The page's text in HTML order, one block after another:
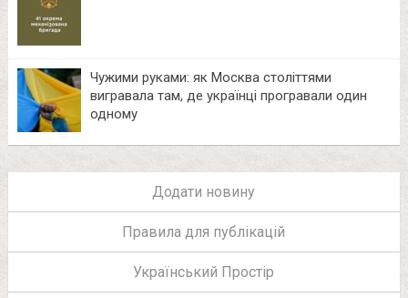
Чужими руками: як Москва століттями
вигравала там, де українці програвали один
одному
Додати новину
Правила для публікацій
Український Простір